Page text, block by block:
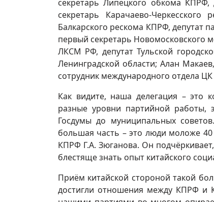
секретарь Липецкого обкома КПРФ,
секретарь Карачаево-
Балкарского рескома КПРФ, депутат
первый секретарь Новомосковского
ЛКСМ РФ, депутат Тульской
Ленинградской области; Алан
сотрудник международного отдела
Как видите, наша делегация – это
разные уровни партийной
Госдумы до муниципальных
большая часть – это люди моложе 40
КПРФ Г.А. Зюганова. Он
блестяще знать опыт китайского
Приём китайской стороной такой
достигли отношения между КПРФ и